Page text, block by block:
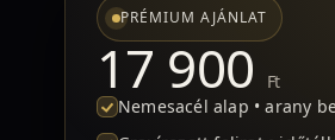
PRÉMIUM AJÁNLAT
17 900
Ft
Nemesacél alap • arany